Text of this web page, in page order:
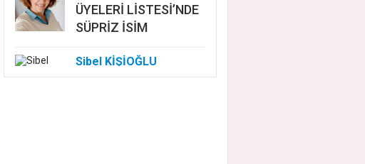
ÜYELERİ LİSTESİ’NDE
SÜPRİZ İSİM
Sibel KİŞİOĞLU
EUROVISION'DA